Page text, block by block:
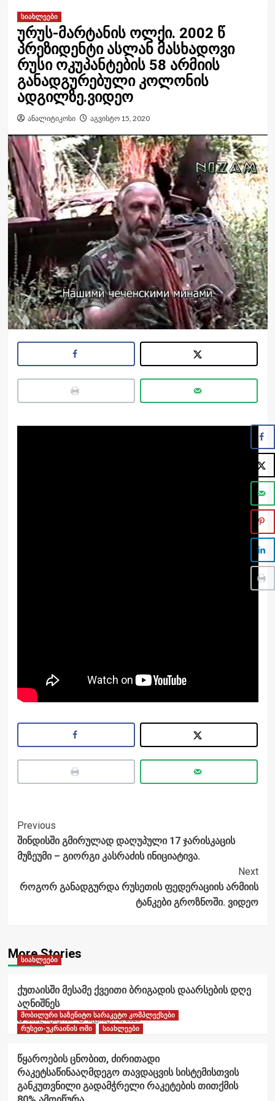
სიახლეები
ურუს-მარტანის ოლქი. 2002 წ
პრეზიდენტი ასლან მასხადოვი
რუსი ოკუპანტების 58 არმიის
განადგურებული კოლონის
ადგილზე.ვიდეო
ანალიტიკოსი აგვისტო 15, 2020
Post
Navigation
Previous
შინდისში გმირულად დაღუპული 17 ჯარისკაცის
მუზეუმი – გიორგი კასრაძის ინიციატივა.
Next
როგორ განადგურდა რუსეთის ფედერაციის არმიის
ტანკები გროზნოში. ვიდეო
More Stories
სიახლეები
ქუთაისში მესამე ქვეითი ბრიგადის დაარსების დღე
აღნიშნეს
ანალიტიკოსი აგვისტო 6, 2026
მობილური საზენიტო სარაკეტო კომპლექსები
რუსეთ-უკრაინის ომი
სიახლეები
წყაროების ცნობით, ძირითადი
რაკეტსაწინააღმდეგო თავდაცვის სისტემისთვის
განკუთვნილი გადამჭრელი რაკეტების თითქმის